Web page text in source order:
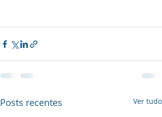
Posts recentes Ver tudo